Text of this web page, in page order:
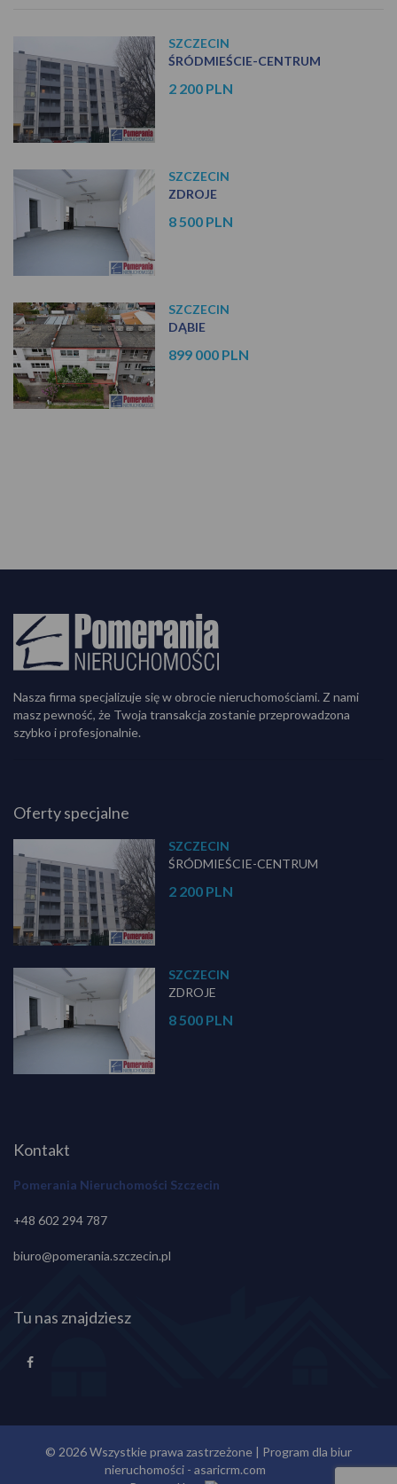
SZCZECIN
ŚRÓDMIEŚCIE-CENTRUM
2 200 PLN
SZCZECIN
ZDROJE
8 500 PLN
SZCZECIN
DĄBIE
899 000 PLN
Nasza firma specjalizuje się w obrocie nieruchomościami. Z nami
masz pewność, że Twoja transakcja zostanie przeprowadzona
szybko i profesjonalnie.
Oferty specjalne
SZCZECIN
ŚRÓDMIEŚCIE-CENTRUM
2 200 PLN
SZCZECIN
ZDROJE
8 500 PLN
Kontakt
Pomerania Nieruchomości Szczecin
+48 602 294 787
biuro@pomerania.szczecin.pl
Tu nas znajdziesz
© 2026 Wszystkie prawa zastrzeżone | Program dla biur
nieruchomości - asaricrm.com